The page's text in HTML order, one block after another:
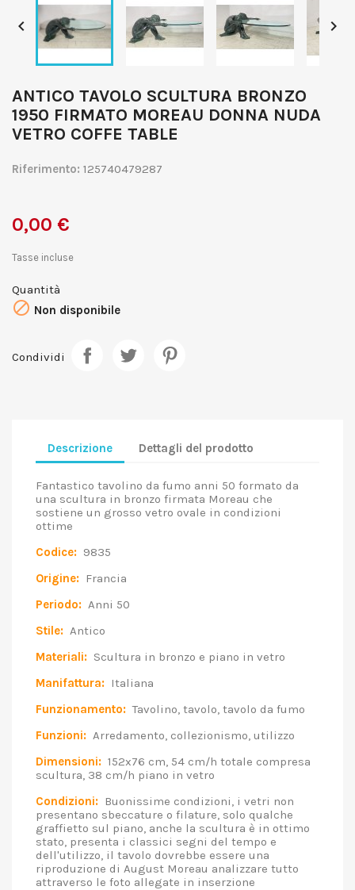
 
ANTICO TAVOLO SCULTURA BRONZO
1950 FIRMATO MOREAU DONNA NUDA
VETRO COFFE TABLE
Riferimento: 125740479287
0,00 €
Tasse incluse
Quantità
 Non disponibile
Condividi
Descrizione Dettagli del prodotto
Fantastico tavolino da fumo anni 50 formato da
una scultura in bronzo firmata Moreau che
sostiene un grosso vetro ovale in condizioni
ottime
Codice: 9835
Origine: Francia
Periodo: Anni 50
Stile: Antico
Materiali: Scultura in bronzo e piano in vetro
Manifattura: Italiana
Funzionamento: Tavolino, tavolo, tavolo da fumo
Funzioni: Arredamento, collezionismo, utilizzo
Dimensioni: 152x76 cm, 54 cm/h totale compresa
scultura, 38 cm/h piano in vetro
Condizioni: Buonissime condizioni, i vetri non
presentano sbeccature o filature, solo qualche
graffietto sul piano, anche la scultura è in ottimo
stato, presenta i classici segni del tempo e
dell'utilizzo, il tavolo dovrebbe essere una
riproduzione di August Moreau analizzare tutto
attraverso le foto allegate in inserzione